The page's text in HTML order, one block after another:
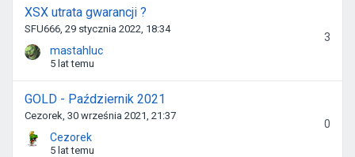
XSX utrata gwarancji ?
SFU666, 29 stycznia 2022, 18:34
mastahluc
5 lat temu
3
GOLD - Październik 2021
Cezorek, 30 września 2021, 21:37
Cezorek
5 lat temu
0